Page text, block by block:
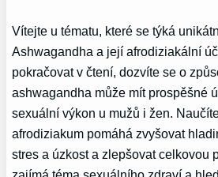
Vítejte u tématu, které se týká
Ashwagandha a její afrodiziakální
pokračovat v čtení, dozvíte se o
ashwagandha může mít prospěšné
sexuální výkon u mužů i žen.
afrodiziakum pomáhá zvyšovat
stres a úzkost a zlepšovat celkovou